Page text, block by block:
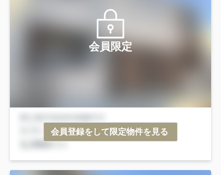
会員限定
会員登録をして限定物件を見る